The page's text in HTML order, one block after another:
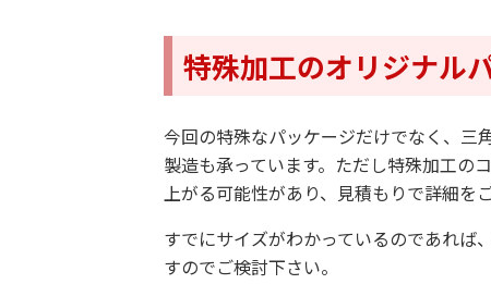
特殊加工のオリジナル
今回の特殊なパッケージだけでなく、三
製造も承っています。ただし特殊加工の
上がる可能性があり、見積もりで詳細を
すでにサイズがわかっているのであれば
すのでご検討下さい。